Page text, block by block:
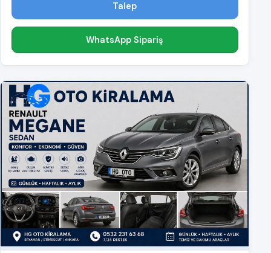
Talep
WhatsApp Sipariş